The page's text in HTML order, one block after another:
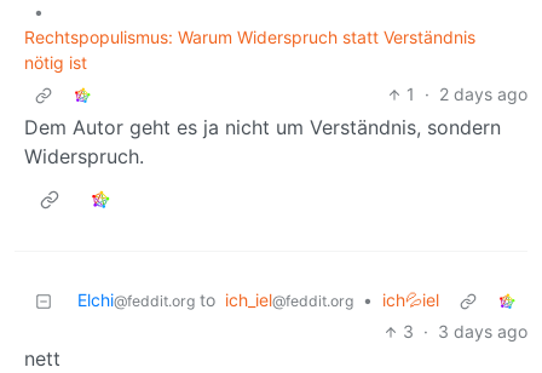
•
Rechtspopulismus: Warum Widerspruch statt Verständnis
nötig ist
1
· 2 days ago
Dem Autor geht es ja nicht um Verständnis, sondern
Widerspruch.
Elchi@feddit.org to ich_iel@feddit.org •
ich💦iel
3 · 3 days ago
nett